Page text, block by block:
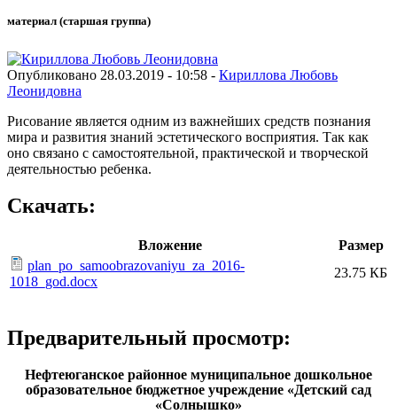
материал (старшая группа)
Опубликовано 28.03.2019 - 10:58 - Кириллова Любовь
Леонидовна
Рисование является одним из важнейших средств познания
мира и развития знаний эстетического восприятия. Так как
оно связано с самостоятельной, практической и творческой
деятельностью ребенка.
Скачать:
Вложение
Размер
plan_po_samoobrazovaniyu_za_2016-
1018_god.docx
23.75 КБ
Предварительный просмотр:
Нефтеюганское районное муниципальное дошкольное
образовательное бюджетное учреждение «Детский сад
«Солнышко»